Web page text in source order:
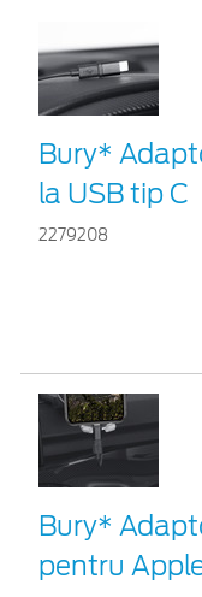
Bury*
la USB tip C
2279208
Bury*
pentru